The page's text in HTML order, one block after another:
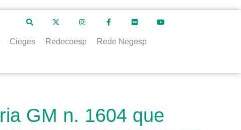
Cieges Redecoesp Rede Negesp
GM n. 1604 que